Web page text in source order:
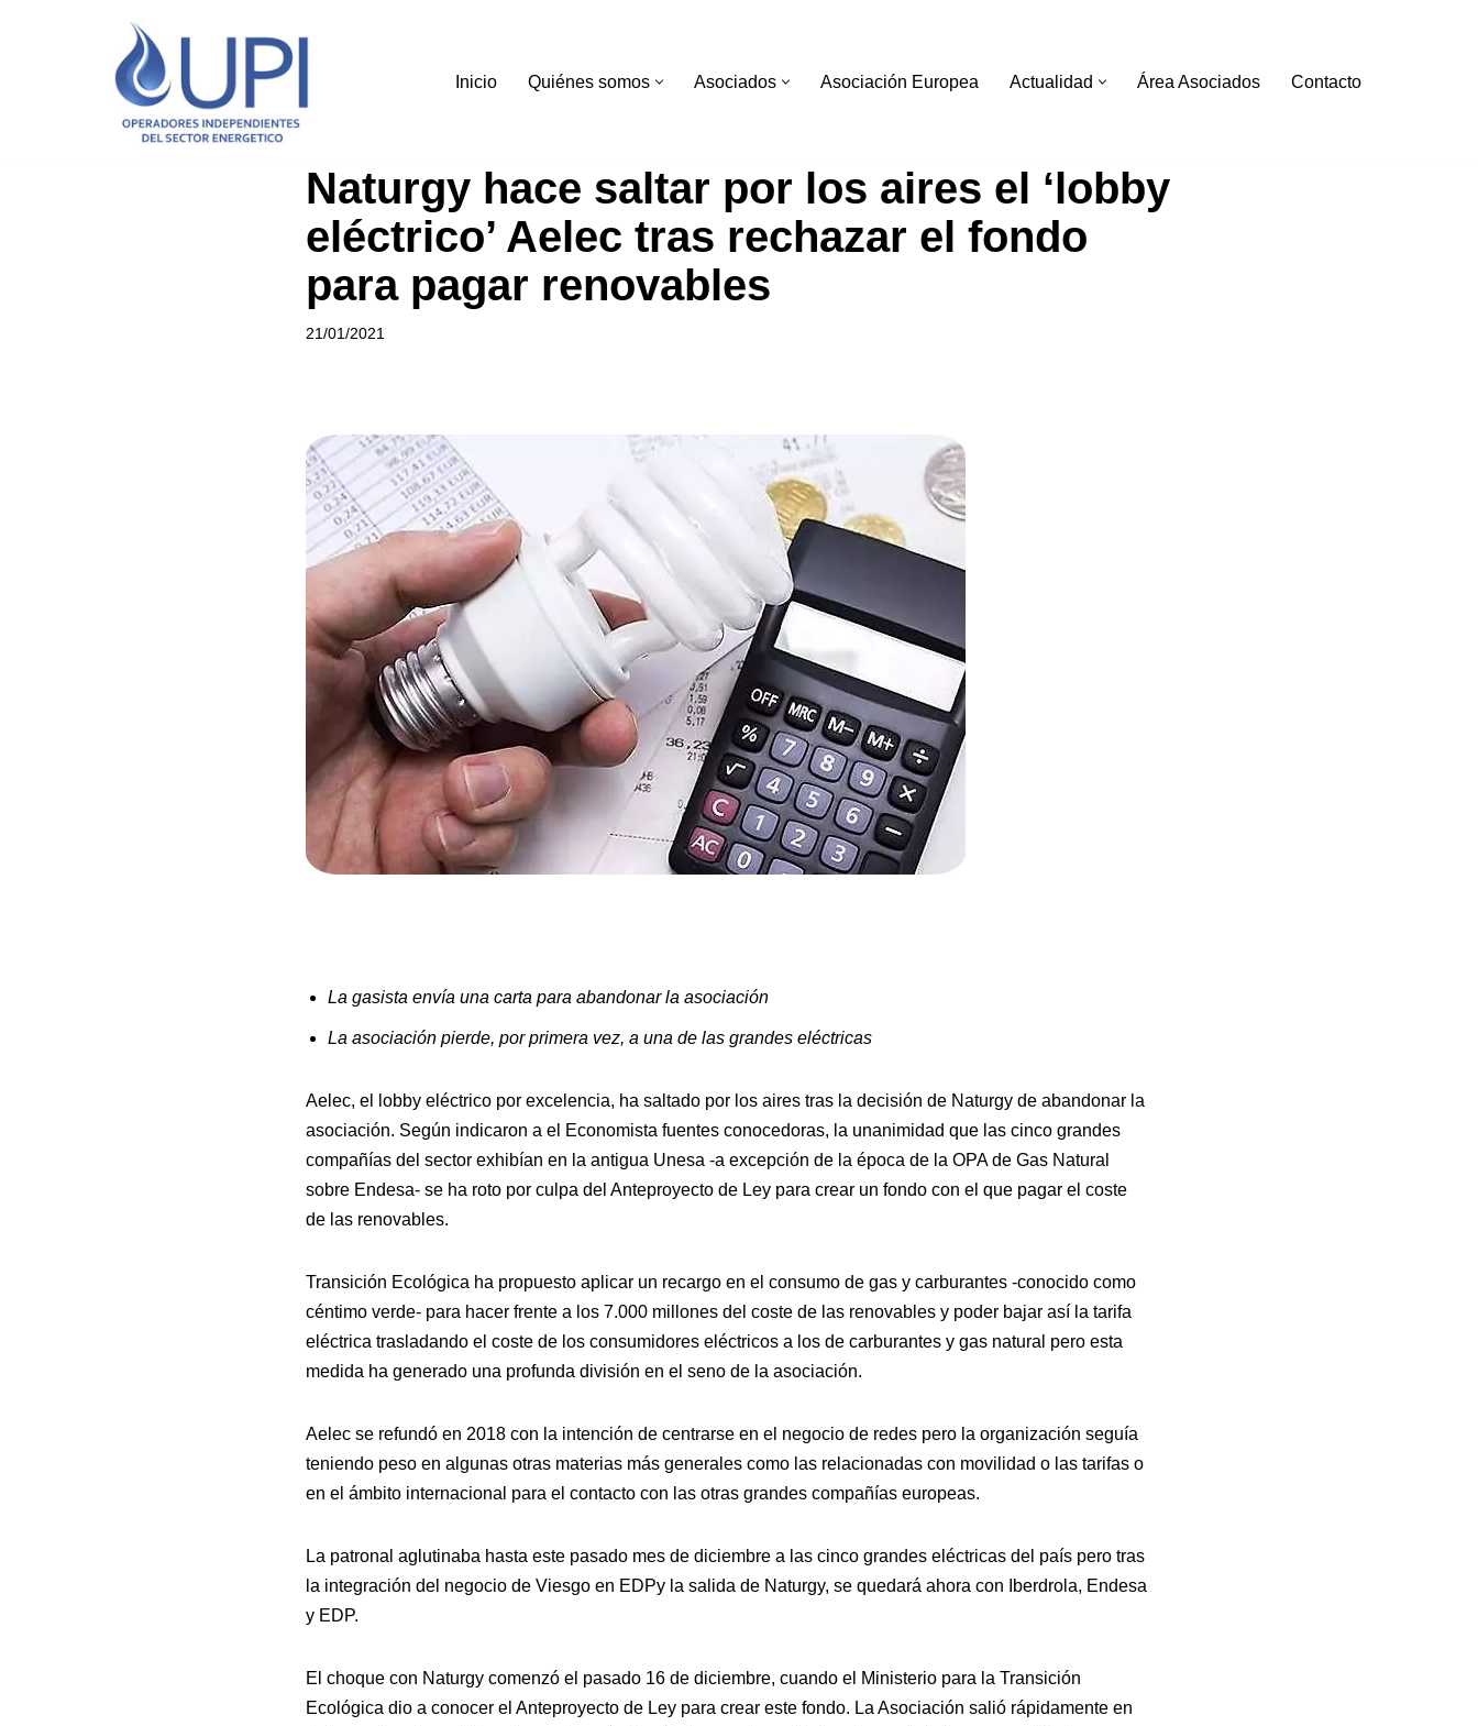
Inicio Quiénes somos Asociados Asociación Europea Actualidad Área Asociados Contacto
Naturgy hace saltar por los aires el ‘lobby
eléctrico’ Aelec tras rechazar el fondo
para pagar renovables
21/01/2021
La gasista envía una carta para abandonar la asociación
La asociación pierde, por primera vez, a una de las grandes eléctricas
Aelec, el lobby eléctrico por excelencia, ha saltado por los aires tras la decisión de Naturgy de abandonar la
asociación. Según indicaron a el Economista fuentes conocedoras, la unanimidad que las cinco grandes
compañías del sector exhibían en la antigua Unesa -a excepción de la época de la OPA de Gas Natural
sobre Endesa- se ha roto por culpa del Anteproyecto de Ley para crear un fondo con el que pagar el coste
de las renovables.
Transición Ecológica ha propuesto aplicar un recargo en el consumo de gas y carburantes -conocido como
céntimo verde- para hacer frente a los 7.000 millones del coste de las renovables y poder bajar así la tarifa
eléctrica trasladando el coste de los consumidores eléctricos a los de carburantes y gas natural pero esta
medida ha generado una profunda división en el seno de la asociación.
Aelec se refundó en 2018 con la intención de centrarse en el negocio de redes pero la organización seguía
teniendo peso en algunas otras materias más generales como las relacionadas con movilidad o las tarifas o
en el ámbito internacional para el contacto con las otras grandes compañías europeas.
La patronal aglutinaba hasta este pasado mes de diciembre a las cinco grandes eléctricas del país pero tras
la integración del negocio de Viesgo en EDPy la salida de Naturgy, se quedará ahora con Iberdrola, Endesa
y EDP.
El choque con Naturgy comenzó el pasado 16 de diciembre, cuando el Ministerio para la Transición
Ecológica dio a conocer el Anteproyecto de Ley para crear este fondo. La Asociación salió rápidamente en